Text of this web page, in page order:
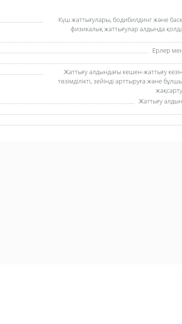
Күш жаттығулары, бодибилдинг және
физикалық жаттығулар алдында
Ерлер
Жаттығу алдындағы кешен-жаттығу
төзімділікті, зейінді арттыруға және
Жаттығу